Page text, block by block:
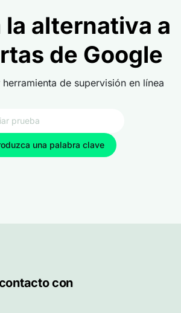
la alternativa a
de Google
de supervisión en línea
una palabra clave
con